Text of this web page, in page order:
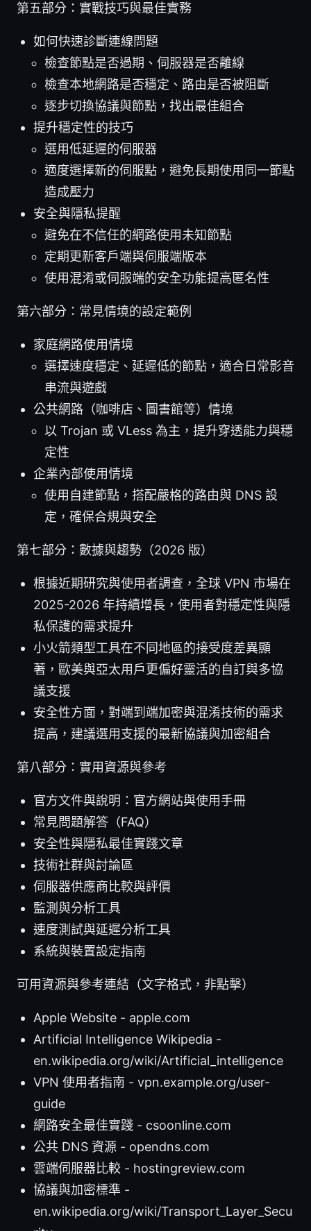
第五部分：實戰技巧與最佳實務
如何快速診斷連線問題
檢查節點是否過期、伺服器是否離線
檢查本地網路是否穩定、路由是否被阻斷
逐步切換協議與節點，找出最佳組合
提升穩定性的技巧
選用低延遲的伺服器
適度選擇新的伺服點，避免長期使用同一節點
造成壓力
安全與隱私提醒
避免在不信任的網路使用未知節點
定期更新客戶端與伺服端版本
使用混淆或伺服端的安全功能提高匿名性
第六部分：常見情境的設定範例
家庭網路使用情境
選擇速度穩定、延遲低的節點，適合日常影音
串流與遊戲
公共網路（咖啡店、圖書館等）情境
以 Trojan 或 VLess 為主，提升穿透能力與穩
定性
企業內部使用情境
使用自建節點，搭配嚴格的路由與 DNS 設
定，確保合規與安全
第七部分：數據與趨勢（2026 版）
根據近期研究與使用者調查，全球 VPN 市場在
2025-2026 年持續增長，使用者對穩定性與隱
私保護的需求提升
小火箭類型工具在不同地區的接受度差異顯
著，歐美與亞太用戶更偏好靈活的自訂與多協
議支援
安全性方面，對端到端加密與混淆技術的需求
提高，建議選用支援的最新協議與加密組合
第八部分：實用資源與參考
官方文件與說明：官方網站與使用手冊
常見問題解答（FAQ）
安全性與隱私最佳實踐文章
技術社群與討論區
伺服器供應商比較與評價
監測與分析工具
速度測試與延遲分析工具
系統與裝置設定指南
可用資源與參考連結（文字格式，非點擊）
Apple Website - apple.com
Artificial Intelligence Wikipedia -
en.wikipedia.org/wiki/Artificial_intelligence
VPN 使用者指南 - vpn.example.org/user-
guide
網路安全最佳實踐 - csoonline.com
公共 DNS 資源 - opendns.com
雲端伺服器比較 - hostingreview.com
協議與加密標準 -
en.wikipedia.org/wiki/Transport_Layer_Secu